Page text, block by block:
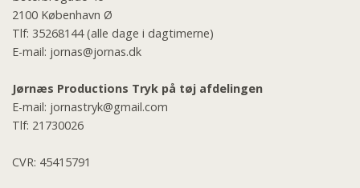
2100 København Ø
Tlf: 35268144(alle dage i dagtimerne)
E-mail: jornas@jornas.dk
Jørnæs Productions Tryk på tøj afdelingen
E-mail: jornastryk@gmail.com
Tlf: 21730026
CVR: 45415791